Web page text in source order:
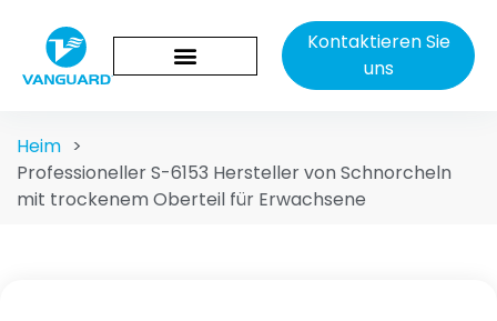
Kontaktieren Sie
uns
Heim >
Professioneller S-6153 Hersteller von Schnorcheln
mit trockenem Oberteil für Erwachsene